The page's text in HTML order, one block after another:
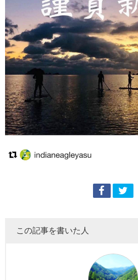
この記事を書いた人